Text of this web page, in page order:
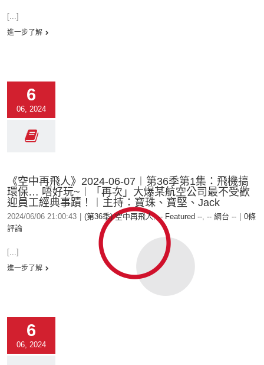
[...]
進一步了解
6
06, 2024
《空中再飛人》2024-06-07︱第36季第1集：飛機搞
環保… 唔好玩~︱「再次」大爆某航空公司最不受歡
迎員工經典事蹟！︱主持：寶珠、寶堅、Jack
2024/06/06 21:00:43 (第36季) 空中再飛人,-- Featured --, -- 網台 --
0條
評論
[...]
進一步了解
6
06, 2024